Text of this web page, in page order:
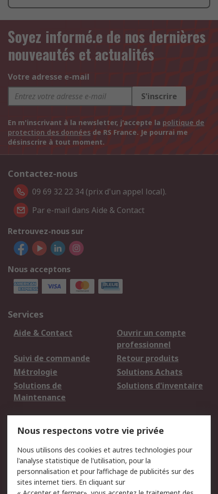
Soyez informé.e de nos dernières
nouveautés et actualités
Votre adresse e-mail
S'inscrire
En m'inscrivant à la newsletter, j'accepte la politique de
protection des données de RS France. Je pourrai me
désinscrire à tout moment.
Contactez-nous
09 69 32 22 34 (prix d'un appel local).
Par e-mail dans Aide & Contact
Retrouvez-nous sur
Nous acceptons
Services
Aide & Contact
Ouvrir un compte
professionnel
Suivi de commande
Retour produits
Métrologie
Solutions Achats
Solutions de
Maintenance
Solutions d'inventaire
du site
Politique de protection
des données - Mise à
jour
Sécurité des E-mails
Nous respectons votre vie privée
Nous utilisons des cookies et autres technologies pour
l'analyse statistique de l'utilisation, pour la
personnalisation et pour l’affichage de publicités sur des
sites internet tiers. En cliquant sur